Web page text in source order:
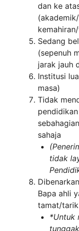
dan ke
Sedang
(sepenuh
jarak jauh
Institusi
masa)
Tidak
sahaja
tidak
Bapa ahli
tamat/
*Untuk